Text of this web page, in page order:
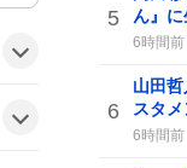
5
ん』
で視聴
6時間前
6
山田
スタ
声が広
6時間前